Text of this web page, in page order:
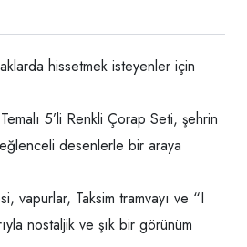
hissetmek isteyenler için
5’li Renkli Çorap Seti, şehrin
desenlerle bir araya
vapurlar, Taksim tramvayı ve “I
nostaljik ve şık bir görünüm